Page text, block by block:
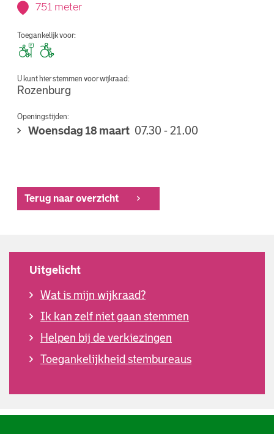
751 meter
Toegankelijk voor:
U kunt hier stemmen voor wijkraad:
Rozenburg
Openingstijden:
Woensdag 18 maart 07.30 - 21.00
Terug naar overzicht
Uitgelicht
Wat is mijn wijkraad?
Ik kan zelf niet gaan stemmen
Helpen bij de verkiezingen
Toegankelijkheid stembureaus